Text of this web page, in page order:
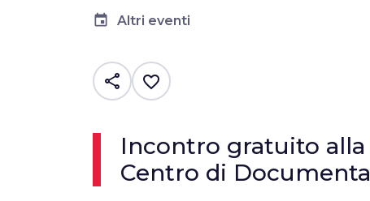
event Altri eventi
share favorite_border
Incontro gratuito alla
Centro di